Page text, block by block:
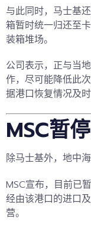
与此同时，马士基
箱暂时统一归还至
装箱堆场。
公司表示，正与当
作，尽可能降低此
据港口恢复情况及
MSC暂
除马士基外，地中
MSC宣布， 目前已
经由该港口的进口
营。